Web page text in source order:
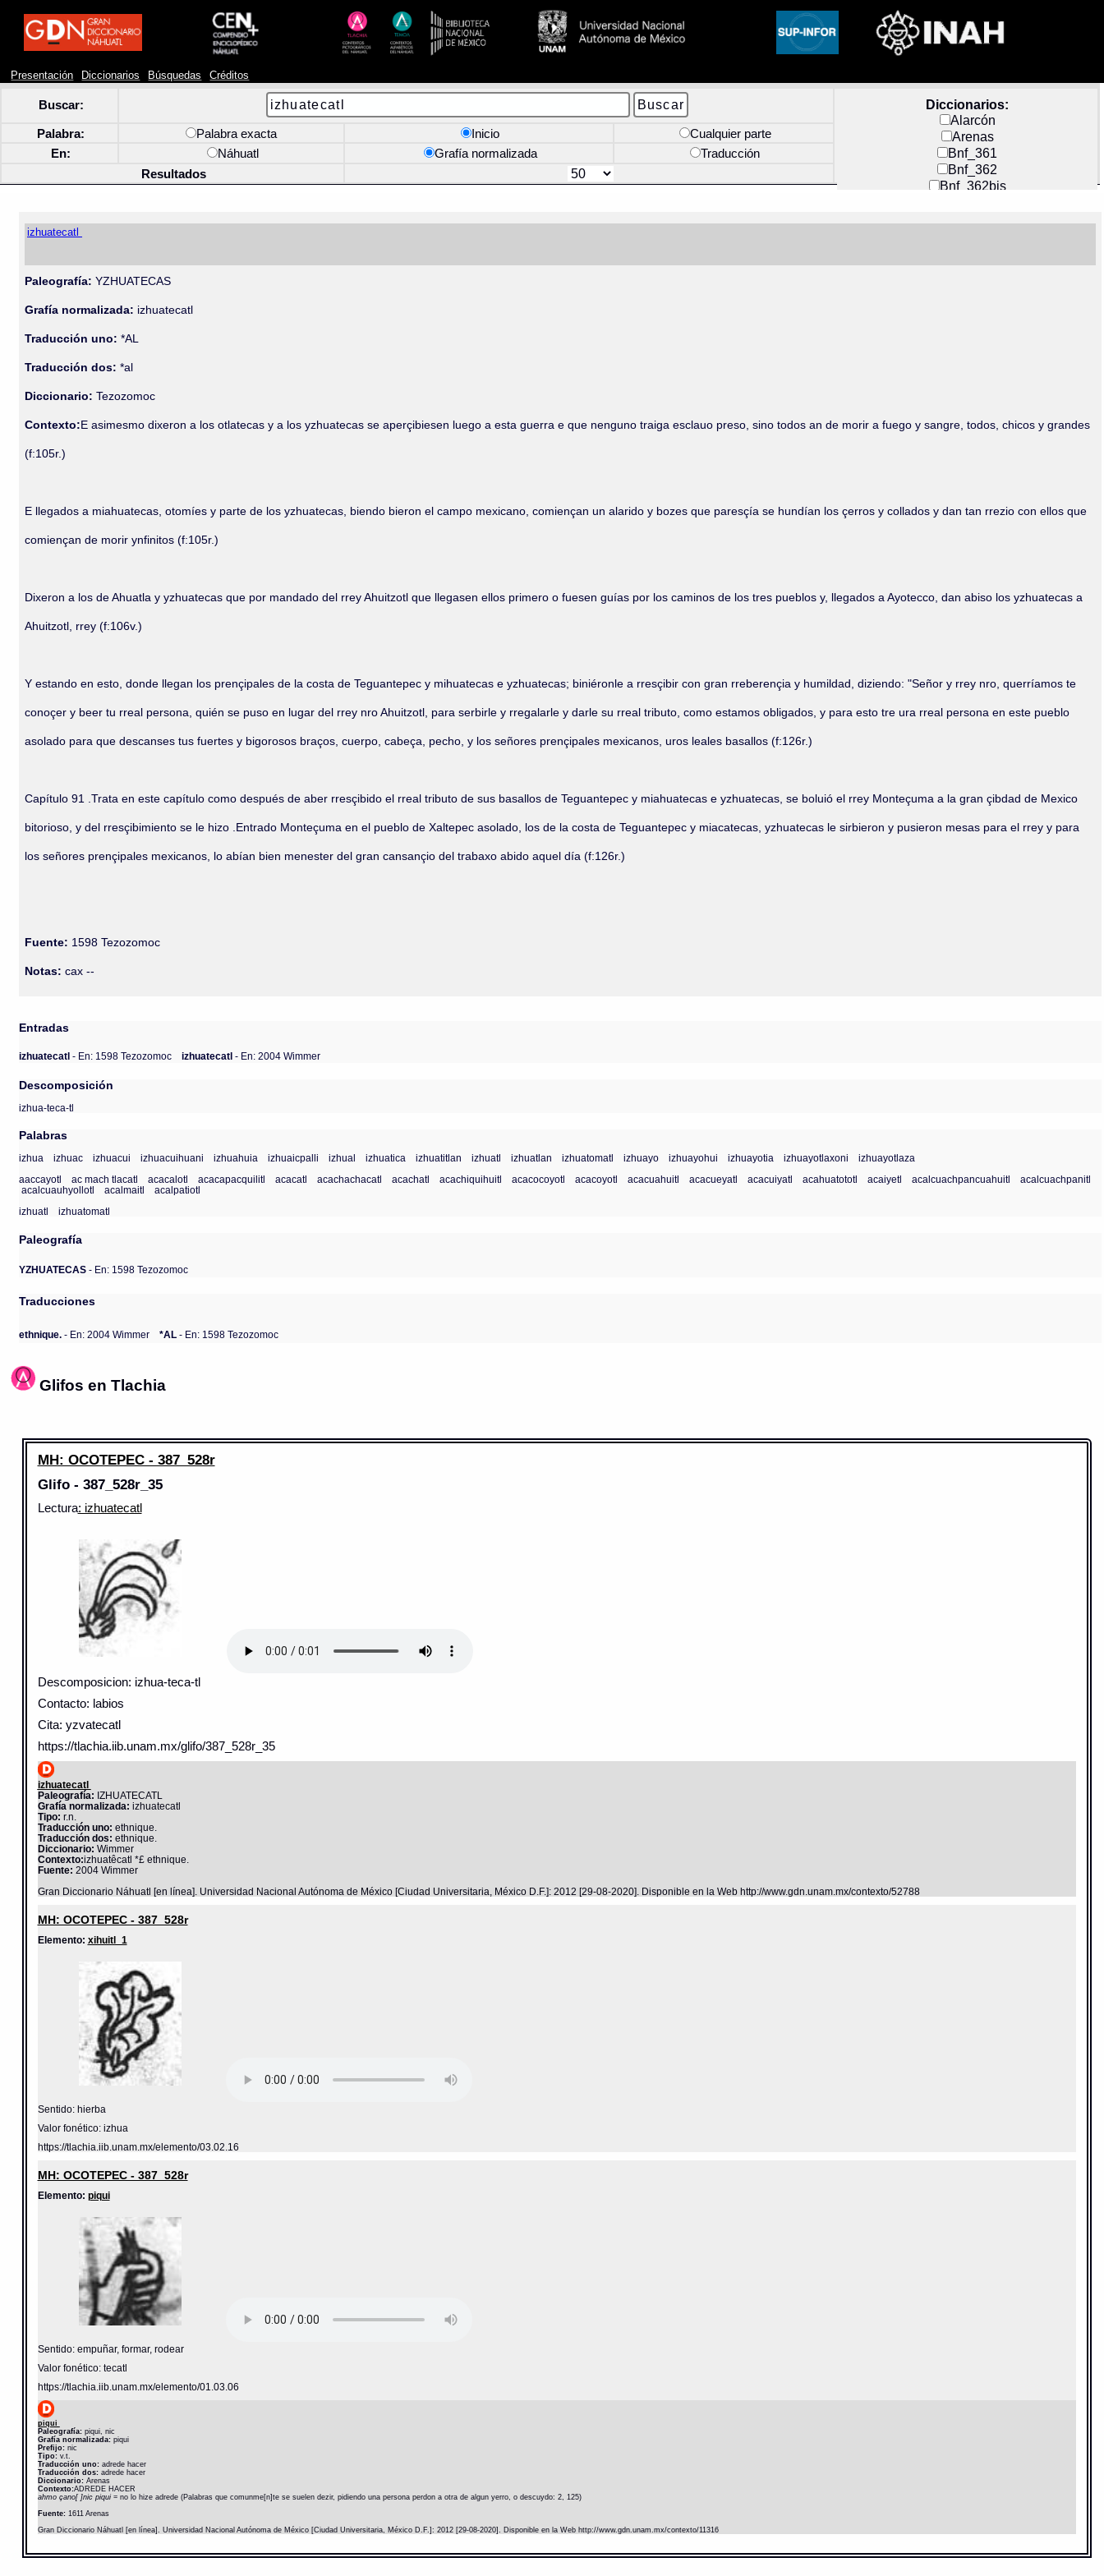
Presentación Diccionarios Búsquedas Créditos
Buscar:
Diccionarios:
Alarcón
Arenas
Bnf_361
Bnf_362
Bnf_362bis
Docs_México
Sahagún Escolio
Palabra: Palabra exacta Inicio
Cualquier parte
En:
Náhuatl Grafía normalizada
Traducción
Resultados
izhuatecatl
Paleografía: YZHUATECAS
Grafía normalizada: izhuatecatl
Traducción uno: *AL
Traducción dos: *al
Diccionario:Tezozomoc
Contexto:E asimesmo dixeron a los otlatecas y a los yzhuatecas se aperçibiesen luego a esta guerra e que nenguno traiga esclauo preso, sino todos an de morir a fuego y sangre, todos, chicos y grandes
(f:105r.)
E llegados a miahuatecas, otomíes y parte de los yzhuatecas, biendo bieron el campo mexicano, comiençan un alarido y bozes que paresçía se hundían los çerros y collados y dan tan rrezio con ellos que
comiençan de morir ynfinitos (f:105r.)
Dixeron a los de Ahuatla y yzhuatecas que por mandado del rrey Ahuitzotl que llegasen ellos primero o fuesen guías por los caminos de los tres pueblos y, llegados a Ayotecco, dan abiso los yzhuatecas a
Ahuitzotl, rrey (f:106v.)
Y estando en esto, donde llegan los prençipales de la costa de Teguantepec y mihuatecas e yzhuatecas; biniéronle a rresçibir con gran rreberençia y humildad, diziendo: "Señor y rrey nro, querríamos te
conoçer y beer tu rreal persona, quién se puso en lugar del rrey nro Ahuitzotl, para serbirle y rregalarle y darle su rreal tributo, como estamos obligados, y para esto tre ura rreal persona en este pueblo
asolado para que descanses tus fuertes y bigorosos braços, cuerpo, cabeça, pecho, y los señores prençipales mexicanos, uros leales basallos (f:126r.)
Capítulo 91 .Trata en este capítulo como después de aber rresçibido el rreal tributo de sus basallos de Teguantepec y miahuatecas e yzhuatecas, se boluió el rrey Monteçuma a la gran çibdad de Mexico
bitorioso, y del rresçibimiento se le hizo .Entrado Monteçuma en el pueblo de Xaltepec asolado, los de la costa de Teguantepec y miacatecas, yzhuatecas le sirbieron y pusieron mesas para el rrey y para
los señores prençipales mexicanos, lo abían bien menester del gran cansançio del trabaxo abido aquel día (f:126r.)
Fuente: 1598 Tezozomoc
Notas: cax --
Entradas
izhuatecatl- En: 1598 Tezozomoc izhuatecatl- En: 2004 Wimmer
Descomposición
izhua-teca-tl
Palabras
izhua izhuac izhuacui izhuacuihuani izhuahuia izhuaicpalli izhual izhuatica izhuatitlan izhuatl izhuatlan izhuatomatl izhuayo izhuayohui izhuayotia izhuayotlaxoni
izhuayotlaza
aaccayotl
ac mach tlacatl acacalotl acacapacquilitl acacatl acachachacatl acachatl acachiquihuitl acacocoyotl acacoyotl acacuahuitl acacueyatl acacuiyatl acahuatototl acaiyetl acalcuachpancuahuitl
acalcuachpanitl
acalcuauhyollotl
acalmaitl
acalpatiotl
izhuatl
izhuatomatl
Paleografía
YZHUATECAS - En: 1598 Tezozomoc
Traducciones
ethnique. - En: 2004 Wimmer *AL - En: 1598 Tezozomoc
Glifos en Tlachia
MH: OCOTEPEC - 387_528r
Glifo - 387_528r_35
Lectura: izhuatecatl
Descomposicion: izhua-teca-tl
Contacto: labios
Cita: yzvatecatl
https://tlachia.iib.unam.mx/glifo/387_528r_35
izhuatecatl
Paleografía: IZHUATECATL
Grafía normalizada: izhuatecatl
Tipo: r.n.
Traducción uno: ethnique.
Traducción dos: ethnique.
Diccionario: Wimmer
Contexto:izhuatêcatl *£ ethnique.
Fuente: 2004 Wimmer
Gran Diccionario Náhuatl [en línea]. Universidad Nacional Autónoma de México [Ciudad Universitaria, México D.F.]: 2012 [29-08-2020]. Disponible en la Web http://www.gdn.unam.mx/contexto/52788
MH: OCOTEPEC - 387_528r
Elemento: xihuitl_1
Sentido: hierba
Valor fonético: izhua
https://tlachia.iib.unam.mx/elemento/03.02.16
MH: OCOTEPEC - 387_528r
Elemento: piqui
Sentido: empuñar, formar, rodear
Valor fonético: tecatl
https://tlachia.iib.unam.mx/elemento/01.03.06
piqui
Paleografía:piqui, nic
Grafía normalizada:piqui
Prefijo:nic
Tipo:v.t.
Traducción uno:adrede hacer
Traducción dos:adrede hacer
Diccionario: Arenas
Contexto:ADREDE HACER
ahmo çano[ ]nic piqui = no lo hize adrede (Palabras que comunme[n]te se suelen dezir, pidiendo una persona perdon a otra de algun yerro, o descuydo: 2, 125)
Fuente:1611 Arenas
Gran Diccionario Náhuatl [en línea]. Universidad Nacional Autónoma de México [Ciudad Universitaria, México D.F.]: 2012 [29-08-2020]. Disponible en la Web http://www.gdn.unam.mx/contexto/11316